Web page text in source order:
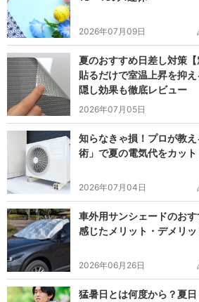
2026年07月09日
夏のおすすめ日差し対策【
貼るだけで室温上昇を抑
隠し効果も徹底レビュー
2026年07月05日
知らなきゃ損！プロが教
術」で夏の電気代をカット
2026年07月04日
車外用サンシェードのお
感じたメリット・デメリッ
2026年06月26日
猛暑日とは何度から？夏